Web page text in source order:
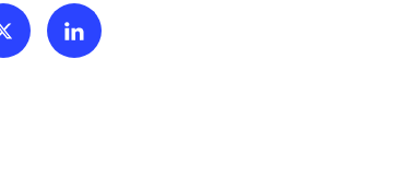
Partager sur TwitterPartager sur Linkedin